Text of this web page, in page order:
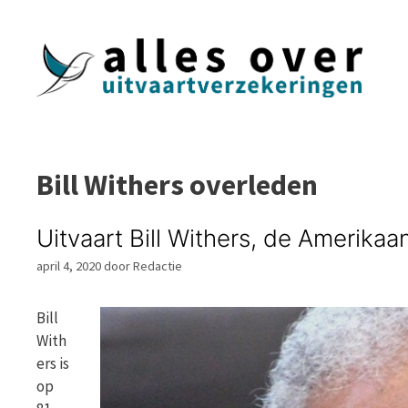
Bill Withers overleden
Uitvaart Bill Withers, de
april 4, 2020doorRedactie
Bill
With
ers is
op